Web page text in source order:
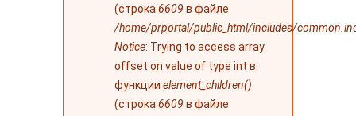
(строка 6609 в файле
/home/prportal/public_html/includes/
Notice: Trying to access array
offset on value of type int в
функции element_children()
(строка 6609 в файле